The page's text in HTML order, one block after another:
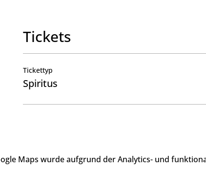
Tickets
Tickettyp
Spiritus
Maps wurde aufgrund der Analytics- und